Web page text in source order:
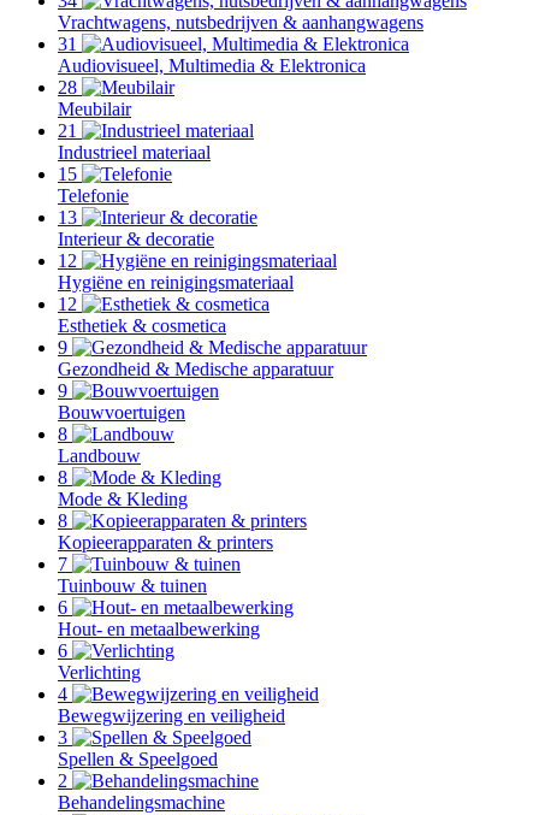
Vrachtwagens, nutsbedrijven & aanhangwagens
31
Audiovisueel, Multimedia & Elektronica
28
Meubilair
21
Industrieel materiaal
15
Telefonie
13
Interieur & decoratie
12
Hygiëne en reinigingsmateriaal
12
Esthetiek & cosmetica
9
Gezondheid & Medische apparatuur
9
Bouwvoertuigen
8
Landbouw
8
Mode & Kleding
8
Kopieerapparaten & printers
7
Tuinbouw & tuinen
6
Hout- en metaalbewerking
6
Verlichting
4
Bewegwijzering en veiligheid
3
Spellen & Speelgoed
2
Behandelingsmachine